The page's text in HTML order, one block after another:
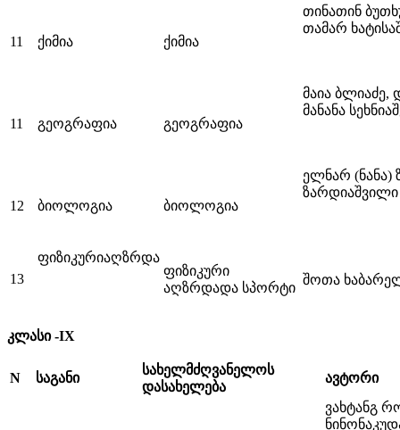
11 ქიმია ქიმია
თინათინ
თამარ
11 გეოგრაფია გეოგრაფია
მაია ბლიაძე,
მანანა
12 ბიოლოგია ბიოლოგია
ელნარ (ნანა)
ზარდიაშვილი
13
ფიზიკურიაღზრდა
ფიზიკური
აღზრდადა სპორტი
შოთა
კლასი -IX
N საგანი
სახელმძღვანელოს
დასახელება
ავტორი
ვახტანგ